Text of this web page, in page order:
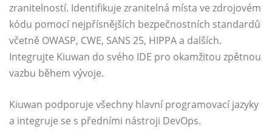
zranitelností. Identifikuje zranitelná místa ve zdrojovém
kódu pomocí nejpřísnějších bezpečnostních standardů
včetně OWASP, CWE, SANS 25, HIPPA a dalších.
Integrujte Kiuwan do svého IDE pro okamžitou zpětnou
vazbu během vývoje.
Kiuwan podporuje všechny hlavní programovací jazyky
a integruje se s předními nástroji DevOps.